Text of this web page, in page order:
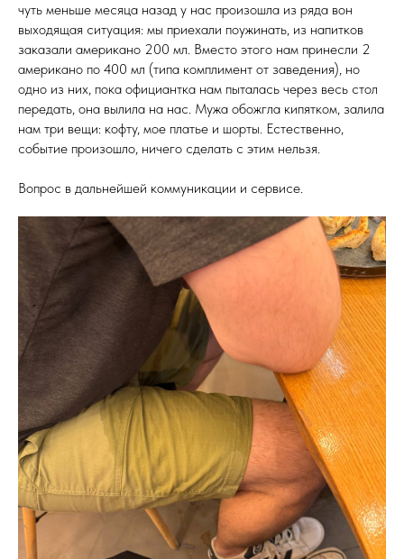
чуть меньше месяца назад у нас произошла из ряда вон
выходящая ситуация: мы приехали поужинать, из напитков
заказали американо 200 мл. Вместо этого нам принесли 2
американо по 400 мл (типа комплимент от заведения), но
одно из них, пока официантка нам пыталась через весь стол
передать, она вылила на нас. Мужа обожгла кипятком, залила
нам три вещи: кофту, мое платье и шорты. Естественно,
событие произошло, ничего сделать с этим нельзя.
Вопрос в дальнейшей коммуникации и сервисе.